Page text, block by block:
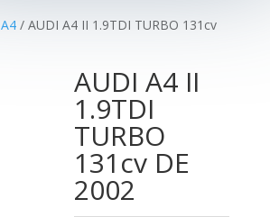
A4/ AUDI A4 II 1.9TDI TURBO 131cv
AUDI A4 II
1.9TDI
TURBO
131cv DE
2002